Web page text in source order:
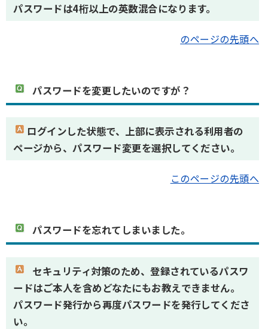
パスワードは4桁以上の英数混合になります。
のページの先頭へ
パスワードを変更したいのですが？
ログインした状態で、上部に表示される利用者の
ページから、パスワード変更を選択してください。
このページの先頭へ
パスワードを忘れてしまいました。
セキュリティ対策のため、登録されているパスワ
ードはご本人を含めどなたにもお教えできません。
パスワード発行から再度パスワードを発行してくださ
い。